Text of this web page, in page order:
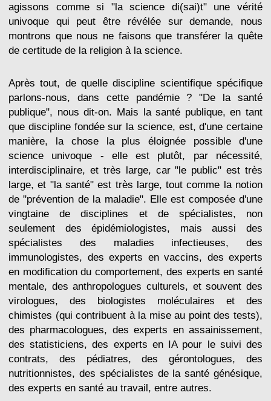
agissons comme si "la science di(sai)t" une vérité
univoque qui peut être révélée sur demande, nous
montrons que nous ne faisons que transférer la quête
de certitude de la religion à la science.
Après tout, de quelle discipline scientifique spécifique
parlons-nous, dans cette pandémie ? "De la santé
publique", nous dit-on. Mais la santé publique, en tant
que discipline fondée sur la science, est, d'une certaine
manière, la chose la plus éloignée possible d'une
science univoque - elle est plutôt, par nécessité,
interdisciplinaire, et très large, car "le public" est très
large, et "la santé" est très large, tout comme la notion
de "prévention de la maladie". Elle est composée d'une
vingtaine de disciplines et de spécialistes, non
seulement des épidémiologistes, mais aussi des
spécialistes des maladies infectieuses, des
immunologistes, des experts en vaccins, des experts
en modification du comportement, des experts en santé
mentale, des anthropologues culturels, et souvent des
virologues, des biologistes moléculaires et des
chimistes (qui contribuent à la mise au point des tests),
des pharmacologues, des experts en assainissement,
des statisticiens, des experts en IA pour le suivi des
contrats, des pédiatres, des gérontologues, des
nutritionnistes, des spécialistes de la santé génésique,
des experts en santé au travail, entre autres.